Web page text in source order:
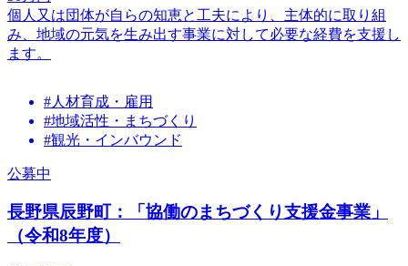
個人又は団体が自らの知恵と工夫により、主体的に取り組
み、地域の元気を生み出す事業に対して必要な経費を支援し
ます。
#人材育成・雇用
#地域活性・まちづくり
#観光・インバウンド
公募中
長野県辰野町：「協働のまちづくり支援金事業」
（令和8年度）